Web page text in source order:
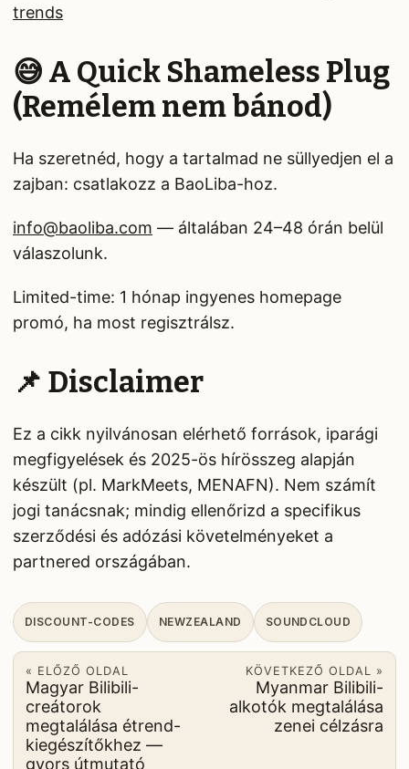
trends
😅 A Quick Shameless Plug
(Remélem nem bánod)
Ha szeretnéd, hogy a tartalmad ne süllyedjen el a
zajban: csatlakozz a BaoLiba-hoz.
info@baoliba.com — általában 24–48 órán belül
válaszolunk.
Limited-time: 1 hónap ingyenes homepage
promó, ha most regisztrálsz.
📌 Disclaimer
Ez a cikk nyilvánosan elérhető források, iparági
megfigyelések és 2025-ös hírösszeg alapján
készült (pl. MarkMeets, MENAFN). Nem számít
jogi tanácsnak; mindig ellenőrizd a specifikus
szerződési és adózási követelményeket a
partnered országában.
DISCOUNT-CODES NEWZEALAND SOUNDCLOUD
« ELŐZŐ OLDAL
Magyar Bilibili-
creátorok
megtalálása étrend-
kiegészítőkhez —
gyors útmutató
KÖVETKEZŐ OLDAL »
Myanmar Bilibili-
alkotók megtalálása
zenei célzásra